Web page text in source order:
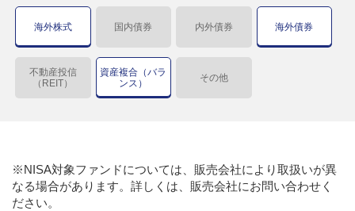
海外株式 国内債券 内外債券 海外債券
不動産投信
（REIT）
資産複合（バラ
ンス）
その他
※NISA対象ファンドについては、販売会社により取扱いが異
なる場合があります。詳しくは、販売会社にお問い合わせく
ださい。